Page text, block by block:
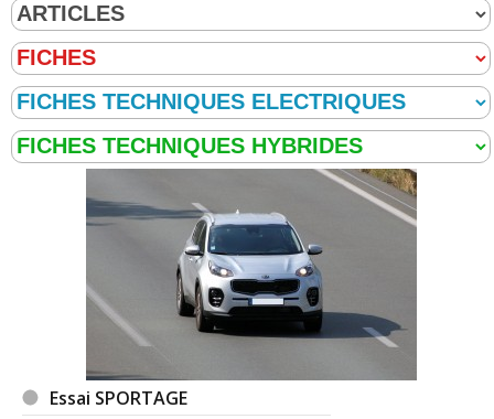
Essai SPORTAGE